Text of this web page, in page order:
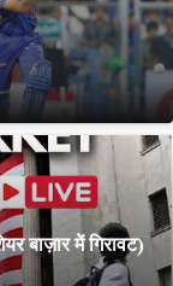
बाज़ार में गिरावट)